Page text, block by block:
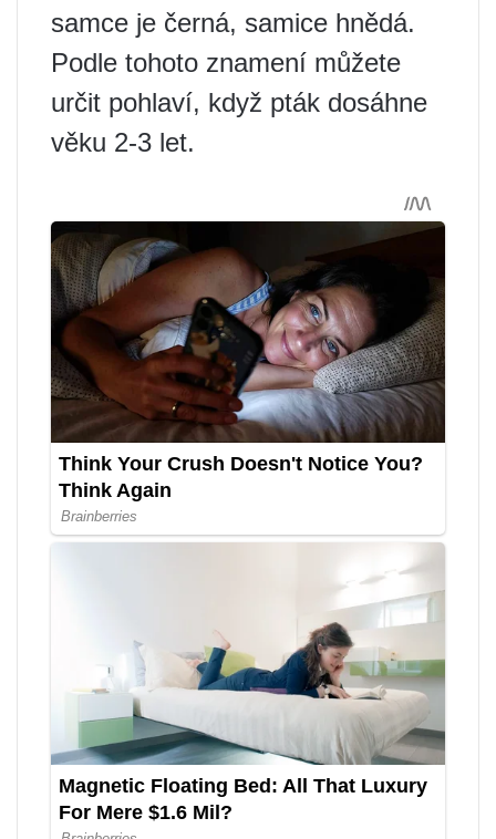
samce je černá, samice hnědá.
Podle tohoto znamení můžete
určit pohlaví, když pták dosáhne
věku 2-3 let.